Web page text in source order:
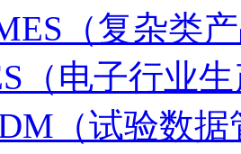
（复杂类
（电子行业
（试验数据